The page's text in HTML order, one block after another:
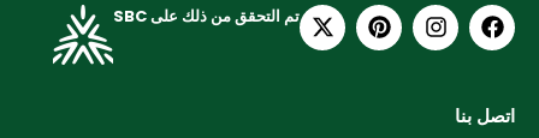
تم التحقق من ذلك على SBC
اتصل بنا